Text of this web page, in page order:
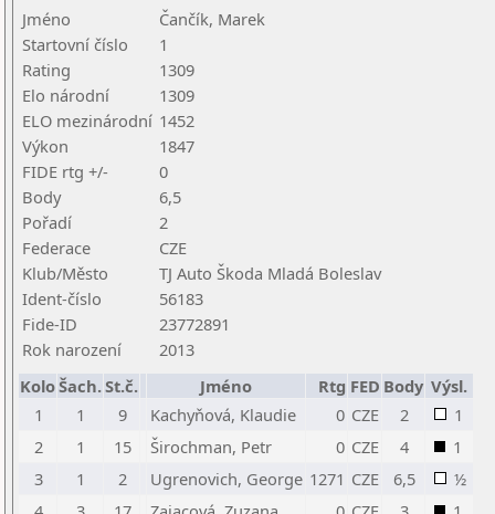
Jméno
Čančík, Marek
Startovní číslo
1
Rating
1309
Elo národní
1309
ELO mezinárodní 1452
Výkon
1847
FIDE rtg +/-
0
Body
6,5
Pořadí
2
Federace
CZE
Klub/Město
TJ Auto Škoda Mladá Boleslav
Ident-číslo
56183
Fide-ID
23772891
Rok narození
2013
KoloŠach.St.č. Jméno Rtg FED Body Výsl.
1
1 9 Kachyňová, Klaudie 0 CZE 2
1
2
1 15 Širochman, Petr 0 CZE 4
1
3
1 2 Ugrenovich, George 1271 CZE 6,5
½